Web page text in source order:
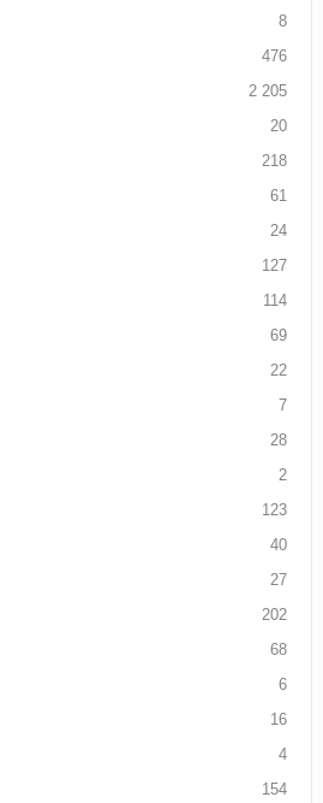
8
476
2 205
20
218
61
24
127
114
69
22
7
28
2
123
40
27
202
68
6
16
4
154